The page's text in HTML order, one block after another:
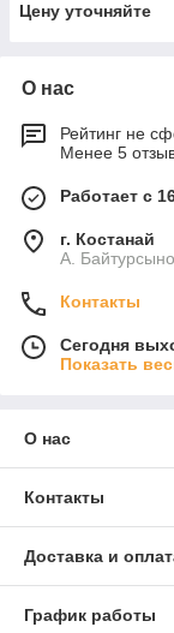
Цену уточняйте
О нас
Рейтинг не
Менее 5
Работает с
г. Костанай
А.
Контакты
Сегодня
Показать
О нас
Контакты
Доставка и
График работы